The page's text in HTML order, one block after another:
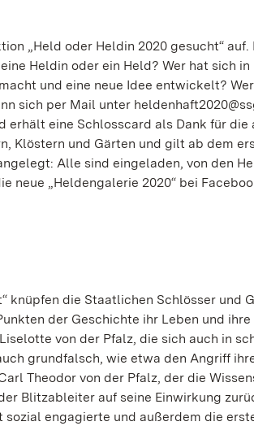
„Held oder Heldin 2020 gesucht“
Heldin oder ein Held? Wer hat sich
und eine neue Idee entwickelt?
sich per Mail unter
eine Schlosscard als Dank für die
Klöstern und Gärten und gilt ab dem
Alle sind eingeladen, von den
neue „Heldengalerie 2020“ bei
knüpfen die Staatlichen Schlösser und
der Geschichte ihr Leben und
von der Pfalz, die sich auch in
grundfalsch, wie etwa den Angriff
Theodor von der Pfalz, der die
Blitzableiter auf seine Einwirkung
engagierte und außerdem die